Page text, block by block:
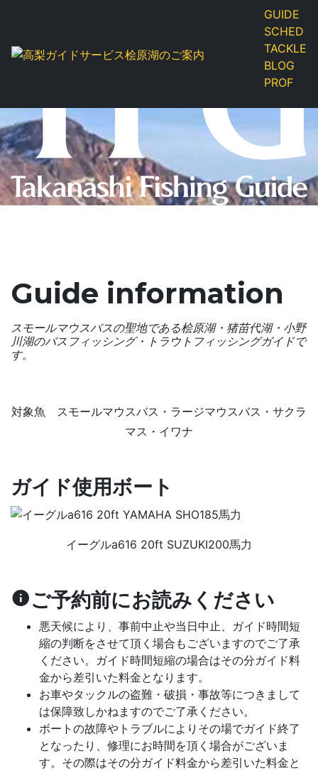
GUIDE
SCHED
TACKLE
BLOG
PROF
Guide information
スモールマウスバスの聖地である桧原湖・猪苗代湖・小野
川湖のバスフィッシング・トラウトフィッシングガイドで
す。
対象魚 スモールマウスバス・ラージマウスバス・サクラ
マス・イワナ
ガイド使用ボート
イーグルa616 20ft SUZUKI200馬力
ご予約前にお読みください
悪天候により、事前中止や当日中止、ガイド時間短
縮の判断をさせて頂く場合もございますのでご了承
ください。ガイド時間短縮の場合はその分ガイド料
金から差引いた料金となります。
お車やタックルの盗難・破損・事故等につきまして
は保障致しかねますのでご了承ください。
ボートの故障やトラブルによりその場でガイド終了
となったり、修理にお時間を頂く場合がございま
す。その際はその分ガイド料金から差引いた料金と